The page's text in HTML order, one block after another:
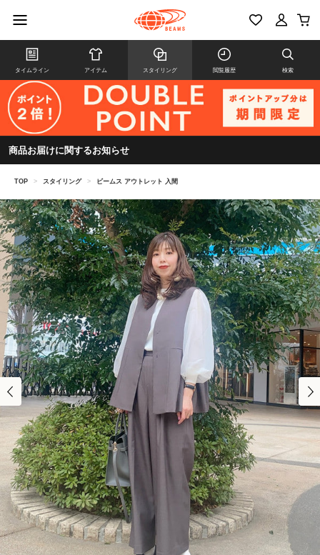
タイムライン アイテム スタイリング 閲覧履歴 検索
商品お届けに関するお知らせ
TOP > スタイリング > ビームス アウトレット 入間